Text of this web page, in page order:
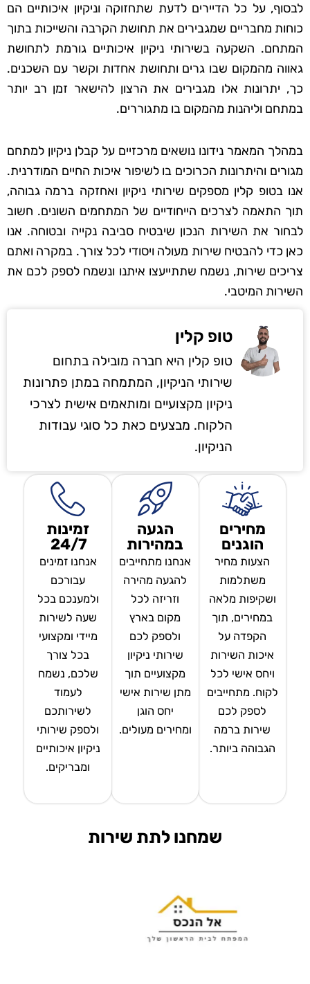
לבסוף, על כל הדיירים לדעת שתחזוקה וניקיון איכותיים הם
כוחות מחבריים שמגבירים את תחושת הקרבה והשייכות בתוך
המתחם. השקעה בשירותי ניקיון איכותיים גורמת לתחושת
גאווה מהמקום שבו גרים ותחושת אחדות וקשר עם השכנים.
כך, יתרונות אלו מגבירים את הרצון להישאר זמן רב יותר
במתחם וליהנות מהמקום בו מתגוררים.
במהלך המאמר נידונו נושאים מרכזיים על קבלן ניקיון למתחם
מגורים והיתרונות הכרוכים בו לשיפור איכות החיים המודרנית.
אנו בטופ קלין מספקים שירותי ניקיון ואחזקה ברמה גבוהה,
תוך התאמה לצרכים הייחודיים של המתחמים השונים. חשוב
לבחור את השירות הנכון שיבטיח סביבה נקייה ובטוחה. אנו
כאן כדי להבטיח שירות מעולה ויסודי לכל צורך. במקרה ואתם
צריכים שירות, נשמח שתתייעצו איתנו ונשמח לספק לכם את
השירות המיטבי.
טופ קלין
טופ קלין היא חברה מובילה בתחום
שירותי הניקיון, המתמחה במתן פתרונות
ניקיון מקצועיים ומותאמים אישית לצרכי
הלקוח. מבצעים כאת כל סוגי עבודות
הניקיון.
מחירים
הוגנים
הצעות מחיר
משתלמות
ושקיפות מלאה
במחירים, תוך
הקפדה על
איכות השירות
ויחס אישי לכל
לקוח. מתחייבים
לספק לכם
שירות ברמה
הגבוהה ביותר.
הגעה
במהירות
אנחנו מתחייבים
להגעה מהירה
וזריזה לכל
מקום בארץ
ולספק לכם
שירותי ניקיון
מקצועיים תוך
מתן שירות אישי
יחס הוגן
ומחירים מעולים.
זמינות
24/7
אנחנו זמינים
עבורכם
ולמענכם בכל
שעה לשירות
מיידי ומקצועי
בכל צורך
שלכם, נשמח
לעמוד
לשירותכם
ולספק שירותי
ניקיון איכותיים
ומבריקים.
שמחנו לתת שירות